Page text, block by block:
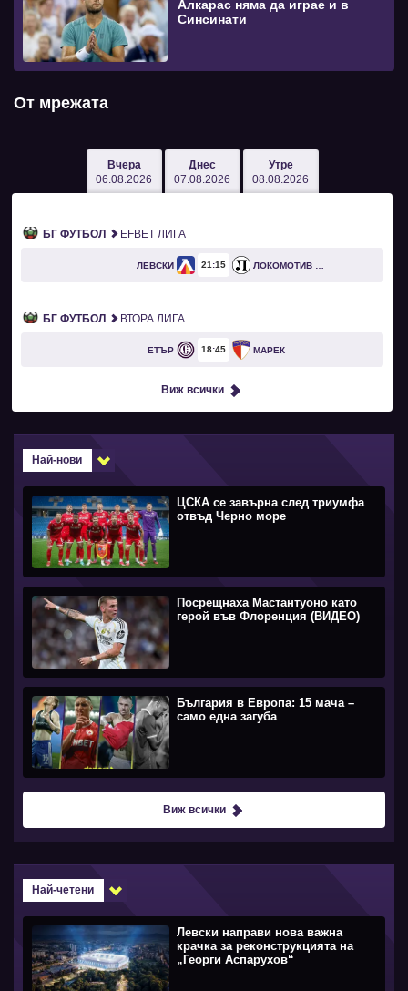
Алкарас няма да играе и в
Синсинати
От мрежата
Вчера
06.08.2026
Днес
07.08.2026
Утре
08.08.2026
БГ ФУТБОЛ EFBET ЛИГА
ЛЕВСКИ 21 15
БГ ФУТБОЛ ВТОРА ЛИГА
ЕТЪР 18 45 МАРЕК
Виж всички
Най-нови
ЦСКА се завърна след триумфа
отвъд Черно море
Посрещнаха Мастантуоно като
герой във Флоренция (ВИДЕО)
България в Европа: 15 мача –
само една загуба
Виж всички
Най-четени
Левски направи нова важна
крачка за реконструкцията на
„Георги Аспарухов“